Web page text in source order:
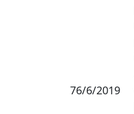
76/6/2019